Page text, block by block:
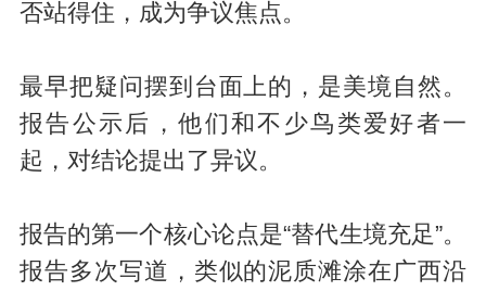
否站得住，成为争议焦点。
最早把疑问摆到台面上的，是美境自然。
报告公示后，他们和不少鸟类爱好者一
起，对结论提出了异议。
报告的第一个核心论点是“替代生境充足”。
报告多次写道，类似的泥质滩涂在广西沿